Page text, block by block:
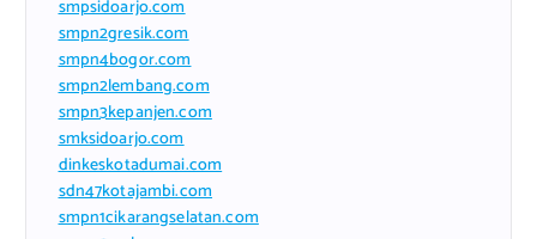
smpsidoarjo.com
smpn2gresik.com
smpn4bogor.com
smpn2lembang.com
smpn3kepanjen.com
smksidoarjo.com
dinkeskotadumai.com
sdn47kotajambi.com
smpn1cikarangselatan.com